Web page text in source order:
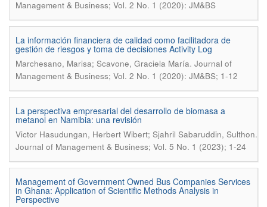
Management & Business; Vol. 2 No. 1 (2020): JM&BS
La información financiera de calidad como facilitadora de
gestión de riesgos y toma de decisiones Activity Log
Marchesano, Marisa; Scavone, Graciela María. Journal of
Management & Business; Vol. 2 No. 1 (2020): JM&BS; 1-12
La perspectiva empresarial del desarrollo de biomasa a
metanol en Namibia: una revisión
Victor Hasudungan, Herbert Wibert; Sjahril Sabaruddin, Sulthon.
Journal of Management & Business; Vol. 5 No. 1 (2023); 1-24
Management of Government Owned Bus Companies Services
in Ghana: Application of Scientific Methods Analysis in
Perspective